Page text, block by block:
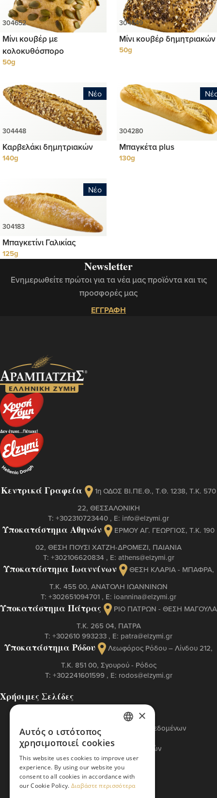
Μίνι κουβέρ με
κολοκυθόσπορο
50g
Μίνι κουβέρ δημητριακών
50g
Νέο
Καρβελάκι δημητριακών
140g
Μπαγκέτα plus
130g
Νέο
Μπαγκετίνι Γαλικίας
125g
Newsletter
Ενημερωθείτε πρώτοι για τα νέα μας προϊόντα και τις
προσφορές μας
ΕΓΓΡΑΦΗ
Κεντρικά Γραφεία
1η ΟΔΟΣ ΒΙ.ΠΕ.Θ., Τ.Θ. 1238, Τ.Κ. 570
22, ΘΕΣΣΑΛΟΝΙΚΗ
Τ: +302310723440 , Ε: info@elzymi.gr
Υποκατάστημα Αθηνών
ΕΡΜΟΥ ΑΓ. ΓΕΩΡΓΙΟΣ, T.K. 190
02, ΘΕΣΗ ΠΟΥΣΙ ΧΑΤΖΗ-ΔΡΟΜΕΖΙ, ΠΑΙΑΝΙΑ
Τ: +302106620834 , Ε: athens@elzymi.gr
Υποκατάστημα Ιωαννίνων
ΘΕΣΗ ΚΛΑΡΙΑ - ΜΠΑΦΡΑ,
Τ.Κ. 455 00, ΑΝΑΤΟΛΗ ΙΩΑΝΝΙΝΩΝ
Τ: +302651094701 , Ε: ioannina@elzymi.gr
Υποκατάστημα Πάτρας
ΡΙΟ ΠΑΤΡΩΝ - ΘΕΣΗ ΜΑΓΟΥΛΑ
Τ.Κ. 265 04, ΠΑΤΡΑ
Τ: +302610 993233 , Ε: patra@elzymi.gr
Υποκατάστημα Ρόδου
Λεωφόρος Ρόδου – Λίνδου 212,
T.K. 851 00, Σγουρού - Ρόδος
Τ: +302241601599 , Ε: rodos@elzymi.gr
Χρήσιμες Σελίδες
Επικοινωνία
Πολιτική Cookies
Πολιτική Προστασίας Προσωπικών Δεδομένων
Όροι Χρήσης
Πολιτική Διαχείρισης Αναφορών
Βασικός Κώδικας ETI
×
Αυτός ο ιστότοπος
χρησιμοποιεί cookies
This website uses cookies to improve user
experience. By using our website you
consent to all cookies in accordance with
our Cookie Policy. Διαβάστε περισσότερα